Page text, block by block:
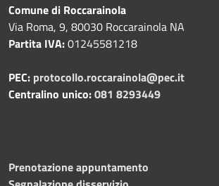
Comune di Roccarainola
Via Roma, 9, 80030 Roccarainola NA
Partita IVA:01245581218
PEC: protocollo.roccarainola@pec.it
Centralino unico:081 8293449
Prenotazione appuntamento